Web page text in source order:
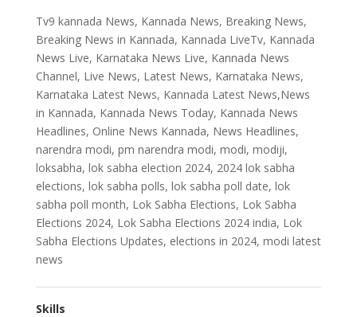
Tv9 kannada News, Kannada News, Breaking News,
Breaking News in Kannada, Kannada LiveTv, Kannada
News Live, Karnataka News Live, Kannada News
Channel, Live News, Latest News, Karnataka News,
Karnataka Latest News, Kannada Latest News,News
in Kannada, Kannada News Today, Kannada News
Headlines, Online News Kannada, News Headlines,
narendra modi, pm narendra modi, modi, modiji,
loksabha, lok sabha election 2024, 2024 lok sabha
elections, lok sabha polls, lok sabha poll date, lok
sabha poll month, Lok Sabha Elections, Lok Sabha
Elections 2024, Lok Sabha Elections 2024 india, Lok
Sabha Elections Updates, elections in 2024, modi latest
news
Skills